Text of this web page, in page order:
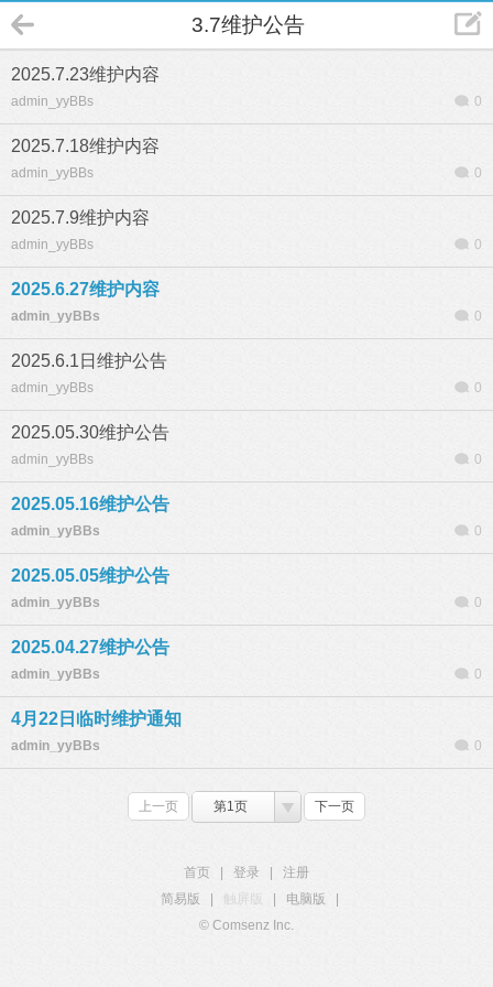
3.7维护公告
2025.7.23维护内容
admin_yyBBs 0
2025.7.18维护内容
admin_yyBBs 0
2025.7.9维护内容
admin_yyBBs 0
2025.6.27维护内容
admin_yyBBs 0
2025.6.1日维护公告
admin_yyBBs 0
2025.05.30维护公告
admin_yyBBs 0
2025.05.16维护公告
admin_yyBBs 0
2025.05.05维护公告
admin_yyBBs 0
2025.04.27维护公告
admin_yyBBs 0
4月22日临时维护通知
admin_yyBBs 0
上一页 第1页 下一页
首页 登录
注册
简易版
触屏版 电脑版
© Comsenz Inc.